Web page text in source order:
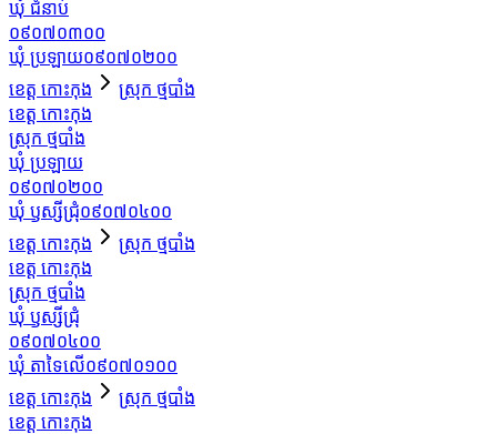
ឃុំ ជំនាប់
០៩០៧០៣០០
ឃុំ ប្រឡាយ០៩០៧០២០០
ខេត្ត កោះកុង
ស្រុក ថ្មបាំង
ខេត្ត កោះកុង
ស្រុក ថ្មបាំង
ឃុំ ប្រឡាយ
០៩០៧០២០០
ឃុំ ឫស្សីជ្រុំ០៩០៧០៤០០
ខេត្ត កោះកុង
ស្រុក ថ្មបាំង
ខេត្ត កោះកុង
ស្រុក ថ្មបាំង
ឃុំ ឫស្សីជ្រុំ
០៩០៧០៤០០
ឃុំ តាទៃលើ០៩០៧០១០០
ខេត្ត កោះកុង
ស្រុក ថ្មបាំង
ខេត្ត កោះកុង